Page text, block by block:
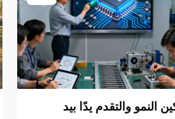
النمو والتقدم يدًا بيد